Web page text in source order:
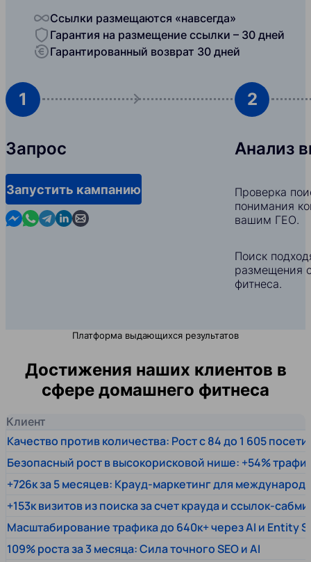
Ссылки размещаются «навсегда»
Гарантия на размещение ссылки – 30 дней
Гарантированный возврат 30 дней
1
Запрос
Запустить кампанию
Contact us in Messenger
Contact us in WhatsApp
Contact us in Telegram
Contact us in Linkedin
Contact us by email
2
Анализ
Проверка
понимания
вашим ГЕО.
Поиск
размещения
фитнеса.
Платформа выдающихся результатов
Достижения наших клиентов в
сфере домашнего фитнеса
Клиент
Качество против количества: Рост с 84 до 1 605
Безопасный рост в высокорисковой нише: +54%
+726к за 5 месяцев: Крауд-маркетинг для
+153к визитов из поиска за счет крауда и ссылок-
Масштабирование трафика до 640к+ через AI и Entity
109% роста за 3 месяца: Сила точного SEO и AI